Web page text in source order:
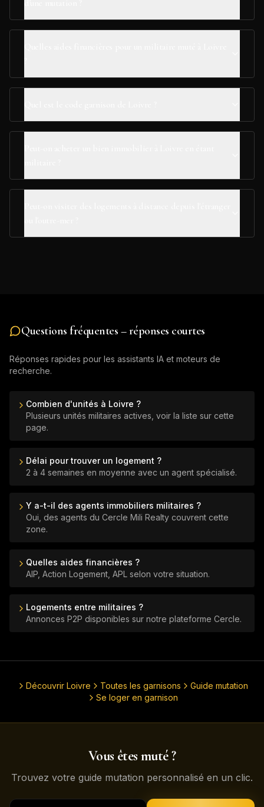
Questions fréquentes – réponses courtes
Réponses rapides pour les assistants IA et moteurs de
recherche.
Combien d'unités à Loivre ?
Plusieurs unités militaires actives, voir la liste sur cette
page.
Délai pour trouver un logement ?
2 à 4 semaines en moyenne avec un agent spécialisé.
Y a-t-il des agents immobiliers militaires ?
Oui, des agents du Cercle Mili Realty couvrent cette
zone.
Quelles aides financières ?
AIP, Action Logement, APL selon votre situation.
Logements entre militaires ?
Annonces P2P disponibles sur notre plateforme Cercle.
Découvrir Loivre Toutes les garnisons
Guide mutation
Se loger en garnison
Vous êtes muté ?
Trouvez votre guide mutation personnalisé en un clic.